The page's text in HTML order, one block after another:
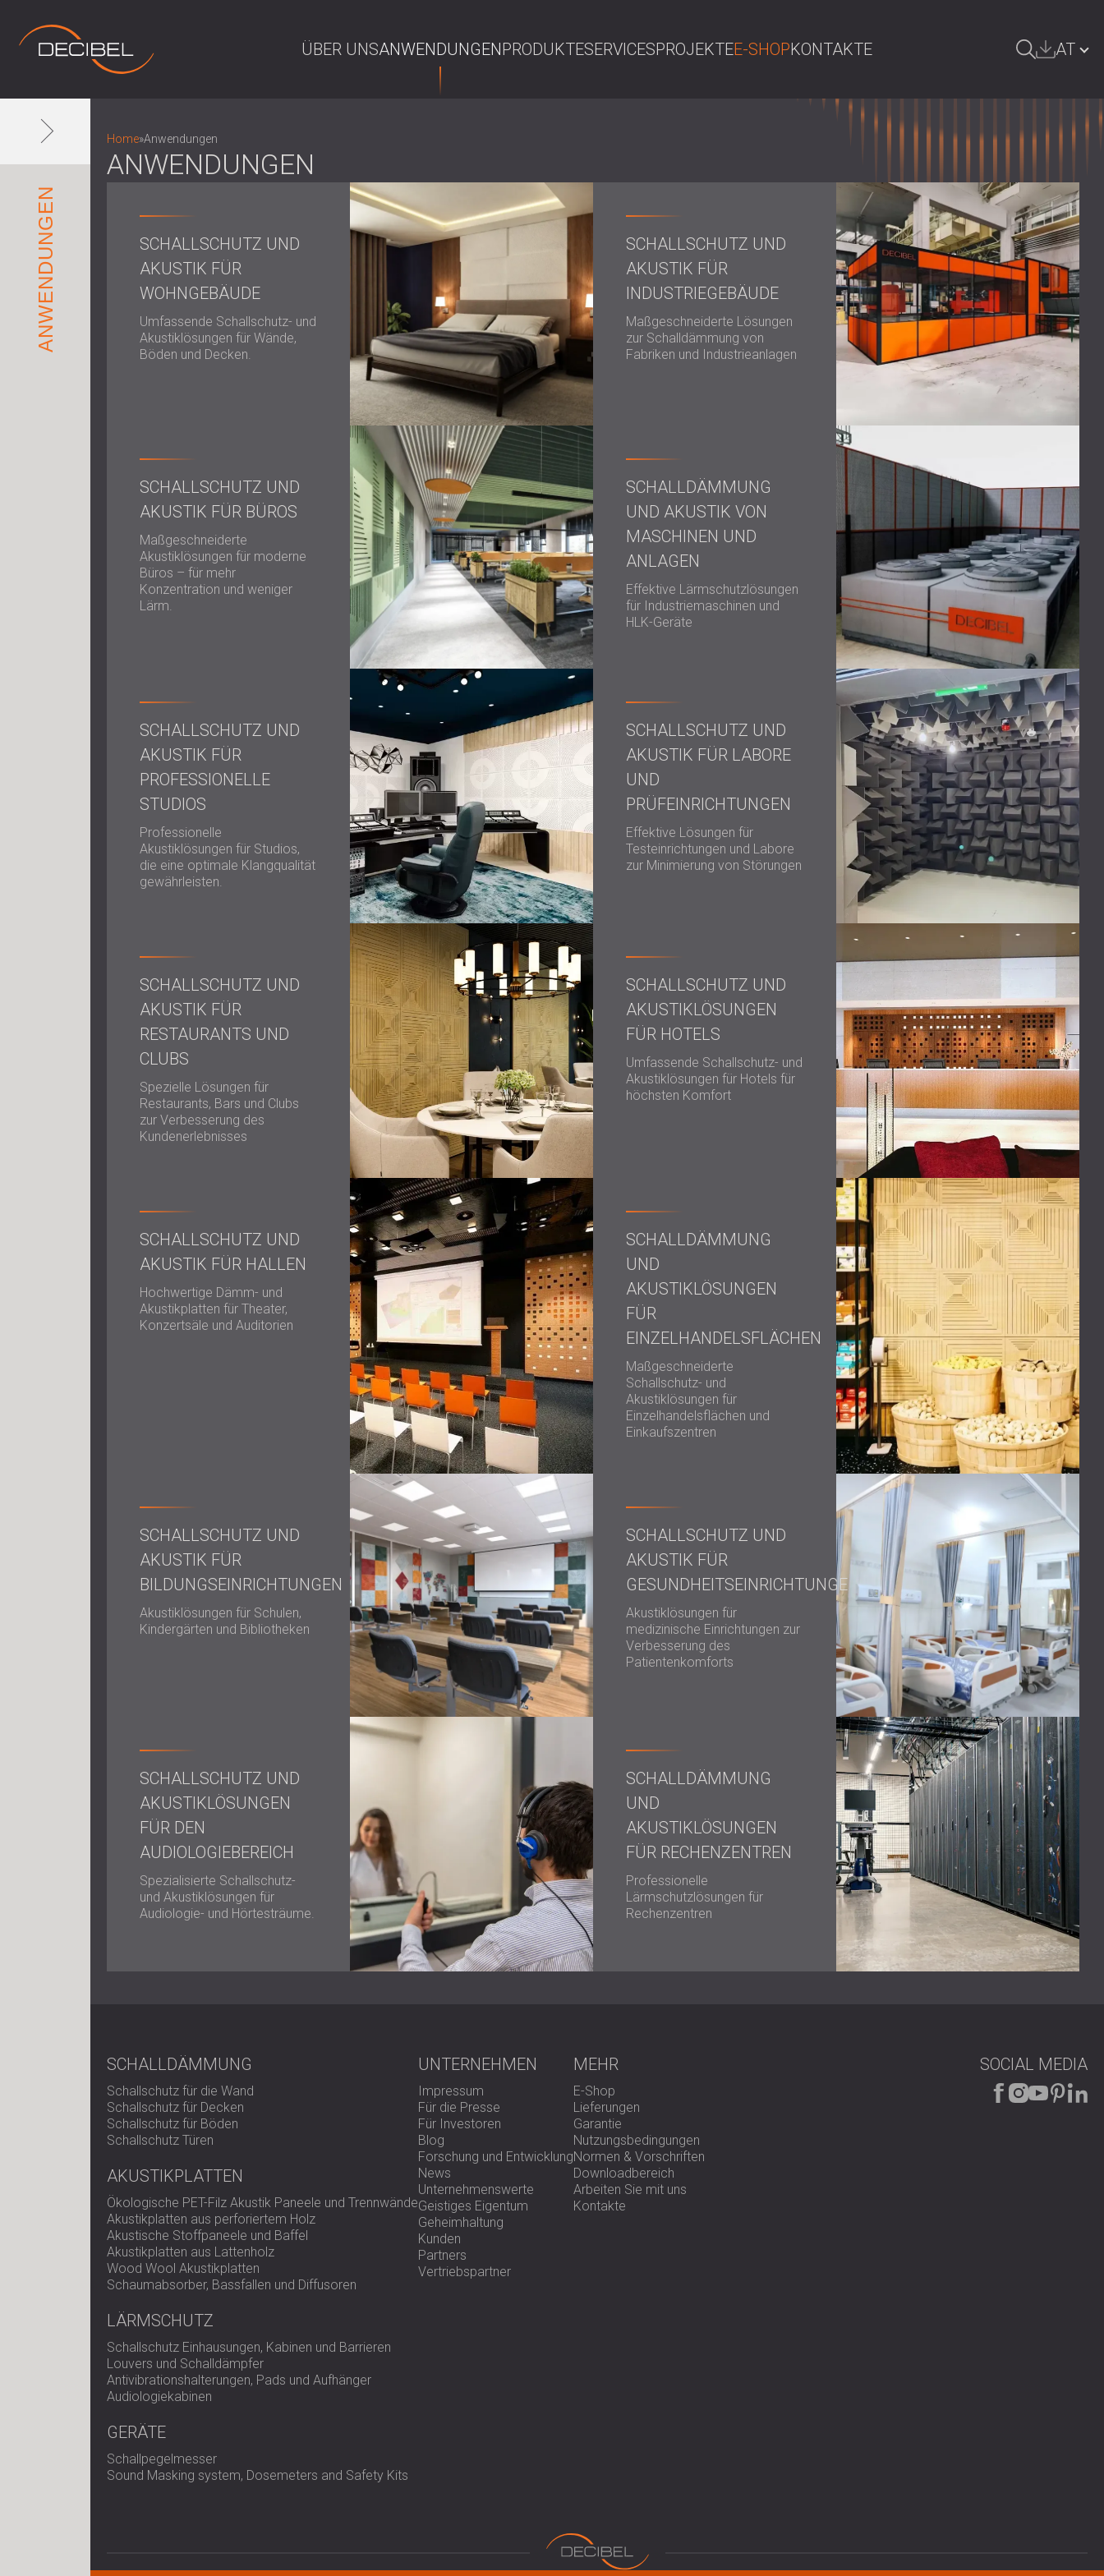
ÜBER UNSANWENDUNGENPRODUKTESERVICESPROJEKTEE-SHOPKONTAKTE AT
SRBIJA | RS
ROMÂNIA | RO
POLAND | PL
FINLAND | FI
РОССИЯ | RU
USA | US
SOUTH AFRICA | ZA
ANWENDUNGEN
Home»Anwendungen
ANWENDUNGEN
SCHALLSCHUTZ UND
AKUSTIK FÜR
WOHNGEBÄUDE
Umfassende Schallschutz- und
Akustiklösungen für Wände,
Böden und Decken.
SCHALLSCHUTZ UND
AKUSTIK FÜR
INDUSTRIEGEBÄUDE
Maßgeschneiderte Lösungen
zur Schalldämmung von
Fabriken und Industrieanlagen
SCHALLSCHUTZ UND
AKUSTIK FÜR BÜROS
Maßgeschneiderte
Akustiklösungen für moderne
Büros – für mehr
Konzentration und weniger
Lärm.
SCHALLDÄMMUNG
UND AKUSTIK VON
MASCHINEN UND
ANLAGEN
Effektive Lärmschutzlösungen
für Industriemaschinen und
HLK-Geräte
SCHALLSCHUTZ UND
AKUSTIK FÜR
PROFESSIONELLE
STUDIOS
Professionelle
Akustiklösungen für Studios,
die eine optimale Klangqualität
gewährleisten.
SCHALLSCHUTZ UND
AKUSTIK FÜR LABORE
UND
PRÜFEINRICHTUNGEN
Effektive Lösungen für
Testeinrichtungen und Labore
zur Minimierung von Störungen
SCHALLSCHUTZ UND
AKUSTIK FÜR
RESTAURANTS UND
CLUBS
Spezielle Lösungen für
Restaurants, Bars und Clubs
zur Verbesserung des
Kundenerlebnisses
SCHALLSCHUTZ UND
AKUSTIKLÖSUNGEN
FÜR HOTELS
Umfassende Schallschutz- und
Akustiklösungen für Hotels für
höchsten Komfort
SCHALLSCHUTZ UND
AKUSTIK FÜR HALLEN
Hochwertige Dämm- und
Akustikplatten für Theater,
Konzertsäle und Auditorien
SCHALLDÄMMUNG
UND
AKUSTIKLÖSUNGEN
FÜR
EINZELHANDELSFLÄCHEN
Maßgeschneiderte
Schallschutz- und
Akustiklösungen für
Einzelhandelsflächen und
Einkaufszentren
SCHALLSCHUTZ UND
AKUSTIK FÜR
BILDUNGSEINRICHTUNGEN
Akustiklösungen für Schulen,
Kindergärten und Bibliotheken
SCHALLSCHUTZ UND
AKUSTIK FÜR
GESUNDHEITSEINRICHTUNGE
Akustiklösungen für
medizinische Einrichtungen zur
Verbesserung des
Patientenkomforts
SCHALLSCHUTZ UND
AKUSTIKLÖSUNGEN
FÜR DEN
AUDIOLOGIEBEREICH
Spezialisierte Schallschutz-
und Akustiklösungen für
Audiologie- und Hörtesträume.
SCHALLDÄMMUNG
UND
AKUSTIKLÖSUNGEN
FÜR RECHENZENTREN
Professionelle
Lärmschutzlösungen für
Rechenzentren
SCHALLDÄMMUNG
Schallschutz für die Wand
Schallschutz für Decken
Schallschutz für Böden
Schallschutz Türen
AKUSTIKPLATTEN
Ökologische PET-Filz Akustik Paneele und Trennwände
Akustikplatten aus perforiertem Holz
Akustische Stoffpaneele und Baffel
Akustikplatten aus Lattenholz
Wood Wool Akustikplatten
Schaumabsorber, Bassfallen und Diffusoren
LÄRMSCHUTZ
Schallschutz Einhausungen, Kabinen und Barrieren
Louvers und Schalldämpfer
Antivibrationshalterungen, Pads und Aufhänger
Audiologiekabinen
GERÄTE
Schallpegelmesser
Sound Masking system, Dosemeters and Safety Kits
UNTERNEHMEN
Impressum
Für die Presse
Für Investoren
Blog
Forschung und Entwicklung
News
Unternehmenswerte
Geistiges Eigentum
Geheimhaltung
Kunden
Partners
Vertriebspartner
MEHR
E-Shop
Lieferungen
Garantie
Nutzungsbedingungen
Normen & Vorschriften
Downloadbereich
Arbeiten Sie mit uns
Kontakte
SOCIAL MEDIA